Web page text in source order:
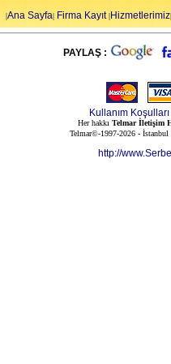
|Ana Sayfa| Firma Kayıt|Hizmetlerimiz|
PAYLAŞ :
Kullanım Koşulları
Her hakkı Telmar İletişim
Telmar©-1997-2026 -
http://